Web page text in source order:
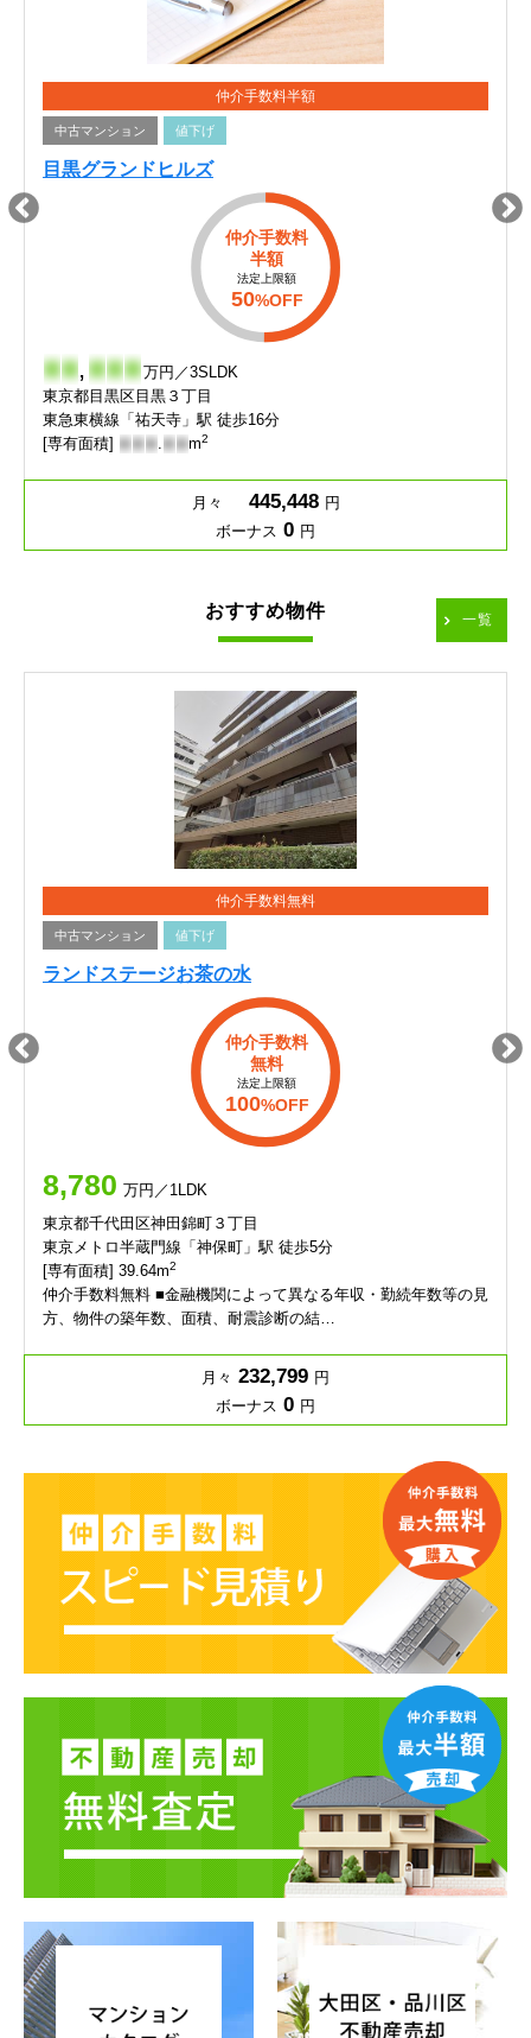
仲介手数料半額
中古マンション 値下げ
目黒グランドヒルズ
仲介手数料
半額
法定上限額
50%OFF
- - ,- - - 万円／3SLDK
東京都目黒区目黒３丁目
東急東横線「祐天寺」駅 徒歩16分
[専有面積] - - - .- - m2
月々 445,448 円
ボーナス 0 円
おすすめ物件 一覧
仲介手数料無料
中古マンション 値下げ
ランドステージお茶の水
仲介手数料
無料
法定上限額
100%OFF
8,780 万円／1LDK
東京都千代田区神田錦町３丁目
東京メトロ半蔵門線「神保町」駅 徒歩5分
[専有面積] 39.64m2
仲介手数料無料 ■金融機関によって異なる年収・勤続年数等の見
方、物件の築年数、面積、耐震診断の結…
月々 232,799 円
ボーナス 0 円